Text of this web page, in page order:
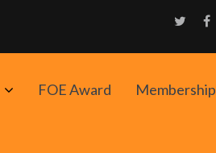
AvaaFOE Award Membership